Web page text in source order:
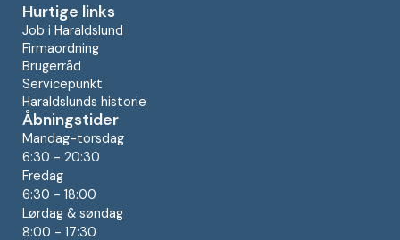
Hurtige links
Job i Haraldslund
Firmaordning
Brugerråd
Servicepunkt
Haraldslunds historie
Åbningstider
Mandag-torsdag
6:30 - 20:30
Fredag
6:30 - 18:00
Lørdag & søndag
8:00 - 17:30